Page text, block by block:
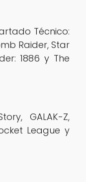
Técnico:
Raider, Star
1886 y The
GALAK-Z,
League y